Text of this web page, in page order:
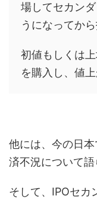
場してセカン
うになってか
初値もしくは
を購入し、値
他には、今の日
済不況について語
そして、IPOセカ